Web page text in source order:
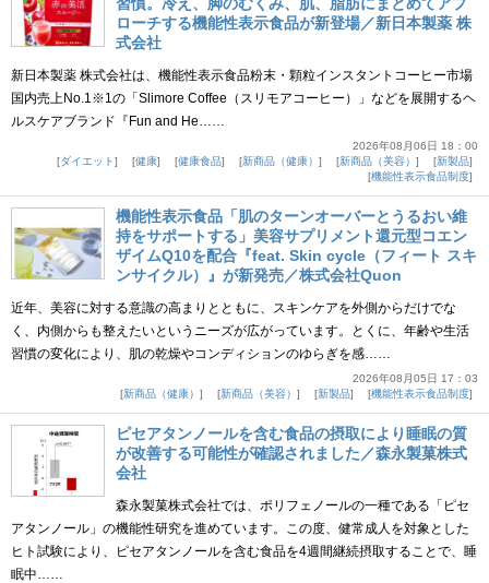
ローチする機能性表示食品が新登場／新日本製薬 株
式会社
新日本製薬 株式会社は、機能性表示食品粉末・顆粒インスタントコーヒー市場
国内売上No.1※1の「Slimore Coffee（スリモアコーヒー）」などを展開するヘ
ルスケアブランド『Fun and He……
2026年08月06日 18：00
ダイエット
健康 健康食品 新商品（健康） 新商品（美容）
新製品
機能性表示食品制度
機能性表示食品「肌のターンオーバーとうるおい維
持をサポートする」美容サプリメント還元型コエン
ザイムQ10を配合『feat. Skin cycle（フィート スキ
ンサイクル）』が新発売／株式会社Quon
近年、美容に対する意識の高まりとともに、スキンケアを外側からだけでな
く、内側からも整えたいというニーズが広がっています。とくに、年齢や生活
習慣の変化により、肌の乾燥やコンディションのゆらぎを感……
2026年08月05日 17：03
新商品（健康）
新商品（美容） 新製品 機能性表示食品制度
ピセアタンノールを含む食品の摂取により睡眠の質
が改善する可能性が確認されました／森永製菓株式
会社
森永製菓株式会社では、ポリフェノールの一種である「ピセ
アタンノール」の機能性研究を進めています。この度、健常成人を対象とした
ヒト試験により、ピセアタンノールを含む食品を4週間継続摂取することで、睡
眠中……